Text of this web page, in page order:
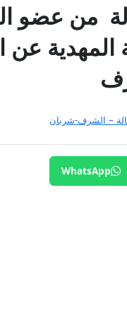
من عضو
عن
– الشرف-شربان
WhatsApp